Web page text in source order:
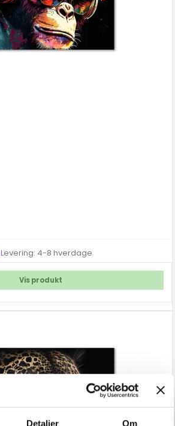
Detaljer Om
Levering: 4-8 hverdage
Vis produkt